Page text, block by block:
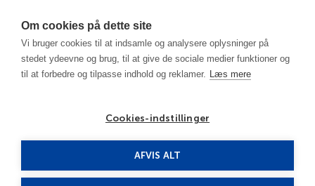
Om cookies på dette site
Vi bruger cookies til at indsamle og analysere oplysninger på
stedet ydeevne og brug, til at give de sociale medier funktioner og
til at forbedre og tilpasse indhold og reklamer. Læs mere
Cookies-indstillinger
AFVIS ALT
Days Hotel Liebenwalde Preussischer Hof